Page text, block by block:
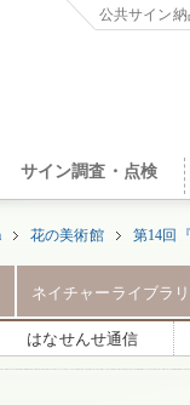
公共サイン
サイン調査・点検
花の美術館 第14回
ネイチャーライブラリ
はなせんせ通信